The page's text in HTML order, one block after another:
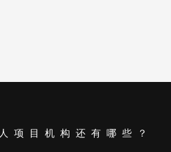
项目机构还有哪些？